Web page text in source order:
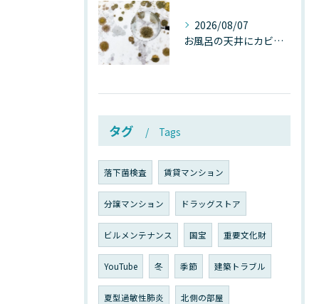
2026/08/07
お風呂の天井にカビが生えたら要注意！2026年8月の猛暑・高湿度で急増する浴室カビの原因と正しい対策
タグ Tags
落下菌検査 賃貸マンション
分譲マンション ドラッグストア
ビルメンテナンス 国宝 重要文化財
YouTube 冬 季節 建築トラブル
夏型過敏性肺炎 北側の部屋